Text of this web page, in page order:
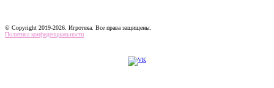
© Copyright 2019-2026. Игротека. Все права защищены.
Политика конфиденциальности